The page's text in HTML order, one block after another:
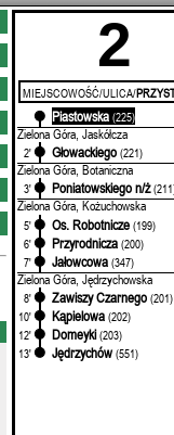
2
MIEJSCOWOŚĆ/ULICA/
Piastowska (225)
Zielona Góra, Jaskółcza
2' Głowackiego (221)
Zielona Góra, Botaniczna
3' Poniatowskiego n/ż
Zielona Góra, Kożuchowska
5' Os. Robotnicze (199)
6'
Przyrodnicza (200)
7'
Jałowcowa (347)
Zielona Góra, Jędrzychowska
8' Zawiszy Czarnego (201)
10'
Kąpielowa (202)
12'
Domeyki (203)
13'
Jędrzychów (551)